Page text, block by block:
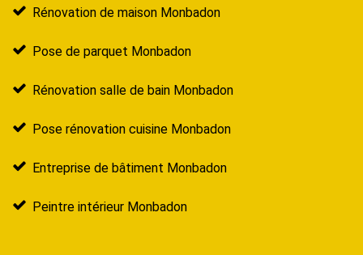
Rénovation de maison Monbadon
Pose de parquet Monbadon
Rénovation salle de bain Monbadon
Pose rénovation cuisine Monbadon
Entreprise de bâtiment Monbadon
Peintre intérieur Monbadon